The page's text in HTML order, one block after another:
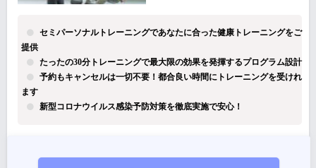
セミパーソナルトレーニングであなたに合った健康トレーニングをご
提供
たったの30分トレーニングで最大限の効果を発揮するプログラム設計
予約もキャンセルは一切不要！都合良い時間にトレーニングを受けれ
ます
新型コロナウイルス感染予防対策を徹底実施で安心！